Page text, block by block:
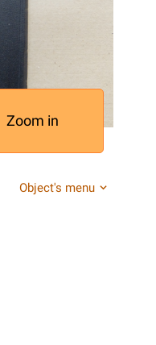
Zoom in
Object's menu